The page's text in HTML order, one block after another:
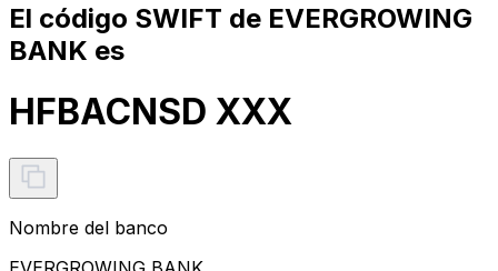
El código SWIFT de EVERGROWING
BANK es
HFBACNSD XXX
Nombre del banco